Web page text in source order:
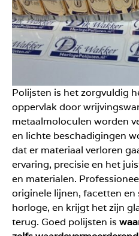
Polijsten is het zorgvuldig
oppervlak door
metaalmoloculen worden
en lichte beschadigingen
dat er materiaal verloren
ervaring, precisie en het
en materialen.
originele lijnen, facetten
horloge, en krijgt het zijn
terug. Goed polijsten is